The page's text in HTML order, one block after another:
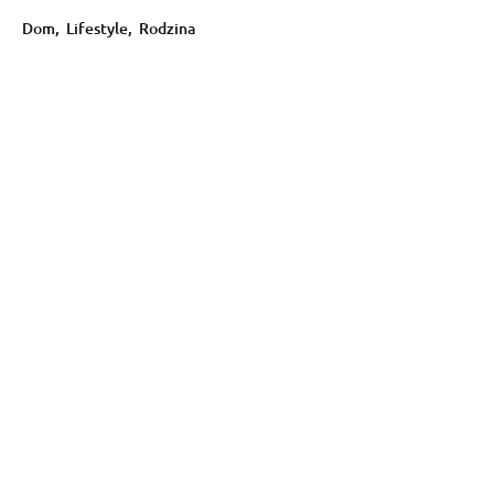
Dom, Lifestyle, Rodzina